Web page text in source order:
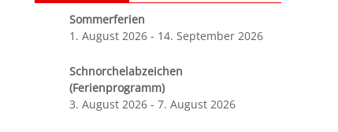
Sommerferien
1. August 2026- 14. September 2026
Schnorchelabzeichen
(Ferienprogramm)
3. August 2026- 7. August 2026